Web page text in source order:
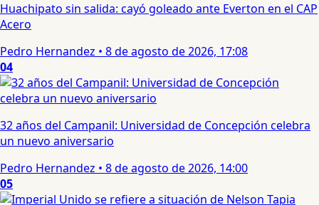
Huachipato sin salida: cayó goleado ante Everton en el CAP
Acero
Pedro Hernandez • 8 de agosto de 2026, 17:08
04
32 años del Campanil: Universidad de Concepción celebra
un nuevo aniversario
Pedro Hernandez • 8 de agosto de 2026, 14:00
05